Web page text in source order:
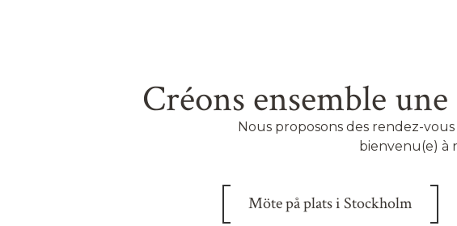
Créons ensemble
Nous proposons des rendez-
bienvenu(e) à
Möte på plats i Stockholm